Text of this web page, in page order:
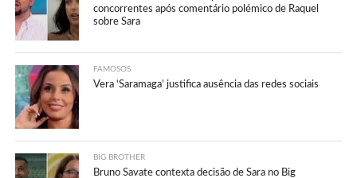
concorrentes após comentário polémico de Raquel
sobre Sara
FAMOSOS
Vera ‘Saramaga’ justifica ausência das redes sociais
BIG BROTHER
Bruno Savate contexta decisão de Sara no Big